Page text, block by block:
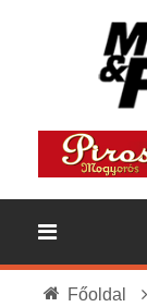
Főoldal